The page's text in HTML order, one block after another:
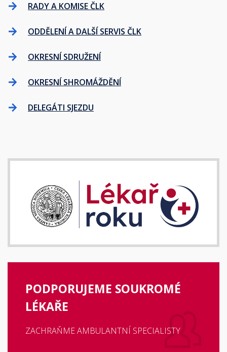
RADY A KOMISE ČLK
ODDĚLENÍ A DALŠÍ SERVIS ČLK
OKRESNÍ SDRUŽENÍ
OKRESNÍ SHROMÁŽDĚNÍ
DELEGÁTI SJEZDU
PODPORUJEME SOUKROMÉ
LÉKAŘE
ZACHRAŇME AMBULANTNÍ SPECIALISTY